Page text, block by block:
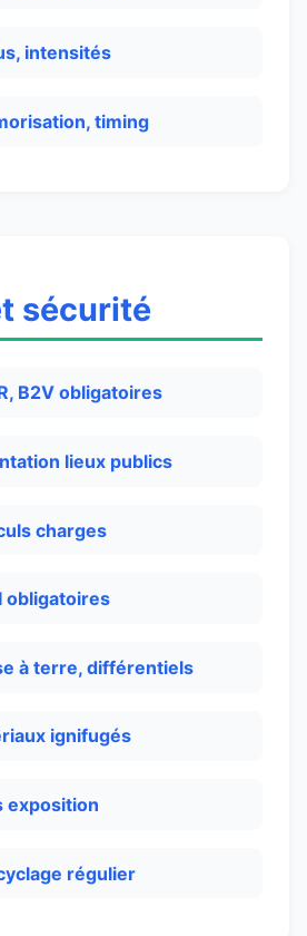
intensités
timing
sécurité
B2V obligatoires
lieux publics
charges
obligatoires
à terre, différentiels
ignifugés
exposition
régulier